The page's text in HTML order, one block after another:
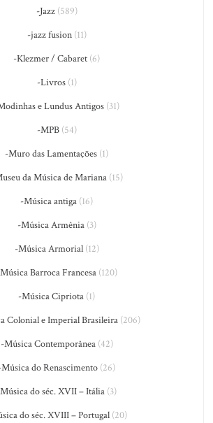
-Jazz(589)
-jazz fusion(11)
-Klezmer / Cabaret (6)
-Livros(1)
e Lundus Antigos (31)
-MPB(54)
-Muro das Lamentações (1)
da Música de Mariana(15)
-Música antiga (16)
-Música Armênia(3)
-Música Armorial(12)
Barroca Francesa(120)
-Música Cipriota (1)
Colonial e Imperial Brasileira(206)
-Música Contemporânea(42)
do Renascimento (26)
do séc. XVII – Itália (3)
do séc. XVIII – Portugal (20)